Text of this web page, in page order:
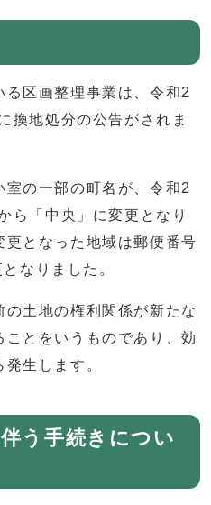
区画整理事業は、令和2
換地処分の公告がされま
の一部の町名が、令和2
ら「中央」に変更となり
更となった地域は郵便番号
なりました。
土地の権利関係が新たな
とをいうものであり、効
生します。
う手続きについ